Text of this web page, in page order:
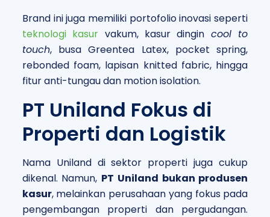
Brand ini juga memiliki portofolio inovasi seperti
teknologi kasur vakum, kasur dingin cool to
touch, busa Greentea Latex, pocket spring,
rebonded foam, lapisan knitted fabric, hingga
fitur anti-tungau dan motion isolation.
PT Uniland Fokus di
Properti dan Logistik
Nama Uniland di sektor properti juga cukup
dikenal. Namun, PT Uniland bukan produsen
kasur, melainkan perusahaan yang fokus pada
pengembangan properti dan pergudangan.